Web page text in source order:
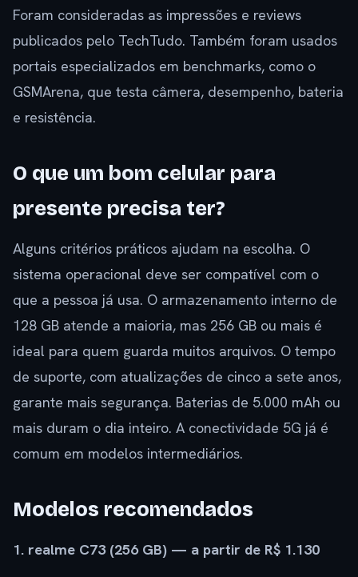
Foram consideradas as impressões e reviews
publicados pelo TechTudo. Também foram usados
portais especializados em benchmarks, como o
GSMArena, que testa câmera, desempenho, bateria
e resistência.
O que um bom celular para
presente precisa ter?
Alguns critérios práticos ajudam na escolha. O
sistema operacional deve ser compatível com o
que a pessoa já usa. O armazenamento interno de
128 GB atende a maioria, mas 256 GB ou mais é
ideal para quem guarda muitos arquivos. O tempo
de suporte, com atualizações de cinco a sete anos,
garante mais segurança. Baterias de 5.000 mAh ou
mais duram o dia inteiro. A conectividade 5G já é
comum em modelos intermediários.
Modelos recomendados
1. realme C73 (256 GB) — a partir de R$ 1.130